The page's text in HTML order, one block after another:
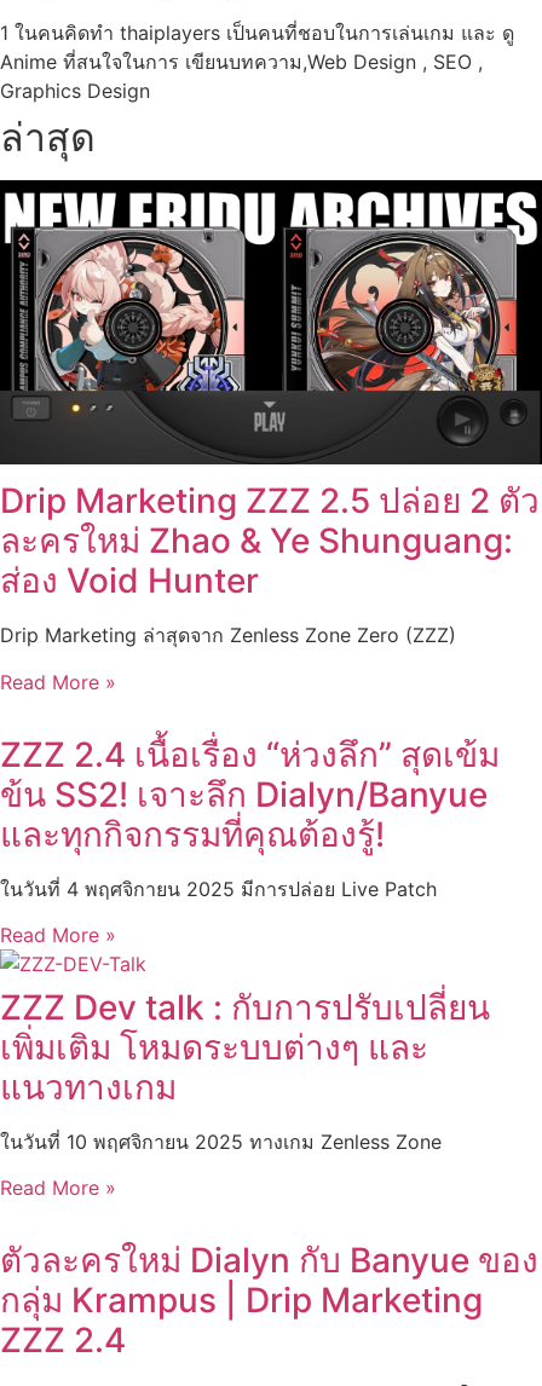
1 ในคนคิดทำ thaiplayers เป็นคนที่ชอบในการเล่นเกม และ ดู
Anime ที่สนใจในการ เขียนบทความ,Web Design , SEO ,
Graphics Design
ล่าสุด
Drip Marketing ZZZ 2.5 ปล่อย 2 ตัว
ละครใหม่ Zhao & Ye Shunguang:
ส่อง Void Hunter
Drip Marketing ล่าสุดจาก Zenless Zone Zero (ZZZ)
Read More »
ZZZ 2.4 เนื้อเรื่อง “ห่วงลึก” สุดเข้ม
ข้น SS2! เจาะลึก Dialyn/Banyue
และทุกกิจกรรมที่คุณต้องรู้!
ในวันที่ 4 พฤศจิกายน 2025 มีการปล่อย Live Patch
Read More »
ZZZ Dev talk : กับการปรับเปลี่ยน
เพิ่มเติม โหมดระบบต่างๆ และ
แนวทางเกม
ในวันที่ 10 พฤศจิกายน 2025 ทางเกม Zenless Zone
Read More »
ตัวละครใหม่ Dialyn กับ Banyue ของ
กลุ่ม Krampus | Drip Marketing
ZZZ 2.4